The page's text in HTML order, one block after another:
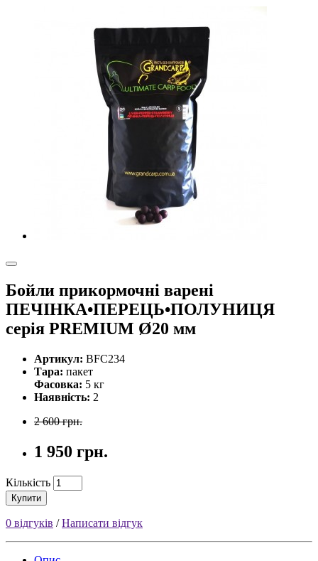
Бойли прикормочнi варенi
ПЕЧIНКА•ПЕРЕЦЬ•ПОЛУНИЦЯ
серiя PREMIUM Ø20 мм
Артикул: BFC234
Тара: пакет
Фасовка: 5 кг
Наявність: 2
2 600 грн.
1 950 грн.
Кількість
Купити
0 відгуків /Написати відгук